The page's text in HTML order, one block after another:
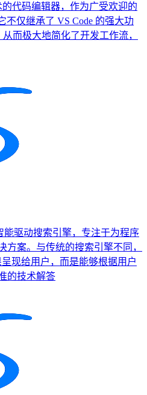
代码编辑器，作为广受欢迎的
不仅继承了 VS Code 的强大功
而极大地简化了开发工作流，
能驱动搜索引擎，专注于为程序
方案。与传统的搜索引擎不同，
现给用户，而是能够根据用户
的技术解答